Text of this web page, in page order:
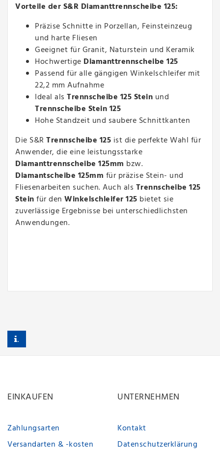
Vorteile der S&R Diamanttrennscheibe 125:
Präzise Schnitte in Porzellan, Feinsteinzeug
und harte Fliesen
Geeignet für Granit, Naturstein und Keramik
Hochwertige Diamanttrennscheibe 125
Passend für alle gängigen Winkelschleifer mit
22,2 mm Aufnahme
Ideal als Trennscheibe 125 Stein und
Trennscheibe Stein 125
Hohe Standzeit und saubere Schnittkanten
Die S&RTrennscheibe 125 ist die perfekte Wahl für
Anwender, die eine leistungsstarke
Diamanttrennscheibe 125mm bzw.
Diamantscheibe 125mm für präzise Stein- und
Fliesenarbeiten suchen. Auch als Trennscheibe 125
Steinfür den Winkelschleifer 125 bietet sie
zuverlässige Ergebnisse bei unterschiedlichsten
Anwendungen.
EINKAUFEN
Zahlungsarten
Versandarten & -kosten
UNTERNEHMEN
Kontakt
Datenschutzerklärung